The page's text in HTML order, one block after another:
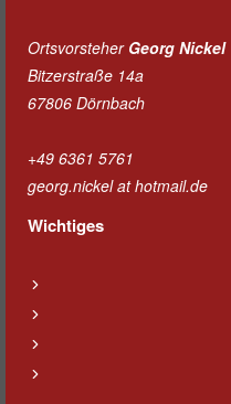
Ortsvorsteher Georg Nickel
Bitzerstraße 14a
67806 Dörnbach
+49 6361 5761
georg.nickel at hotmail.de
Wichtiges